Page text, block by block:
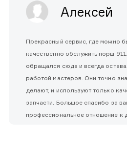
Алексей
Прекрасный сервис, где можно
качественно обслужить порш
обращался сюда и всегда
работой мастеров. Они точно
делают, и используют только
запчасти. Большое спасибо за
профессиональное отношение к